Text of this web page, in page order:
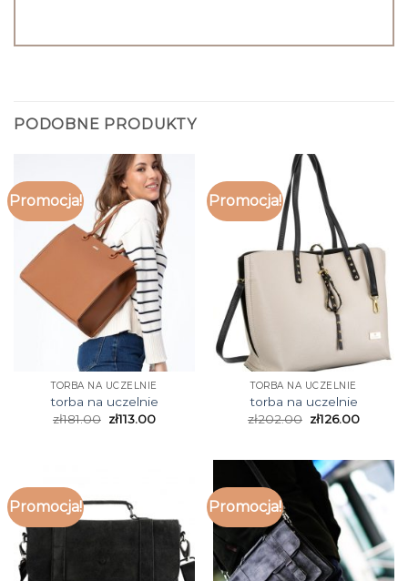
PODOBNE PRODUKTY
Promocja!
TORBA NA UCZELNIE
torba na uczelnie
zł181.00 zł113.00
Promocja!
TORBA NA UCZELNIE
torba na uczelnie
zł202.00 zł126.00
Promocja! Promocja!